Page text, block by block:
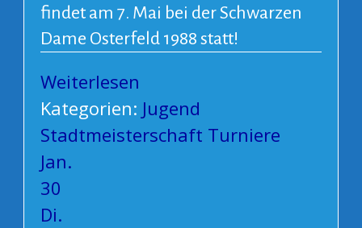
findet am 7. Mai bei der Schwarzen
Dame Osterfeld 1988 statt!
Weiterlesen
Kategorien: Jugend
Stadtmeisterschaft Turniere
Jan.
30
Di.